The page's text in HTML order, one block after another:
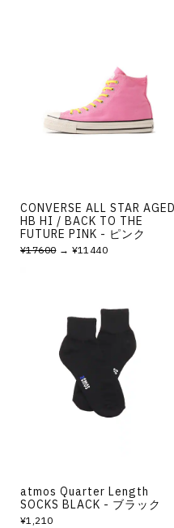
CONVERSE ALL STAR AGED
HB HI / BACK TO THE
FUTURE PINK - ピンク
¥17600→ ¥11440
atmos Quarter Length
SOCKS BLACK - ブラック
¥1,210